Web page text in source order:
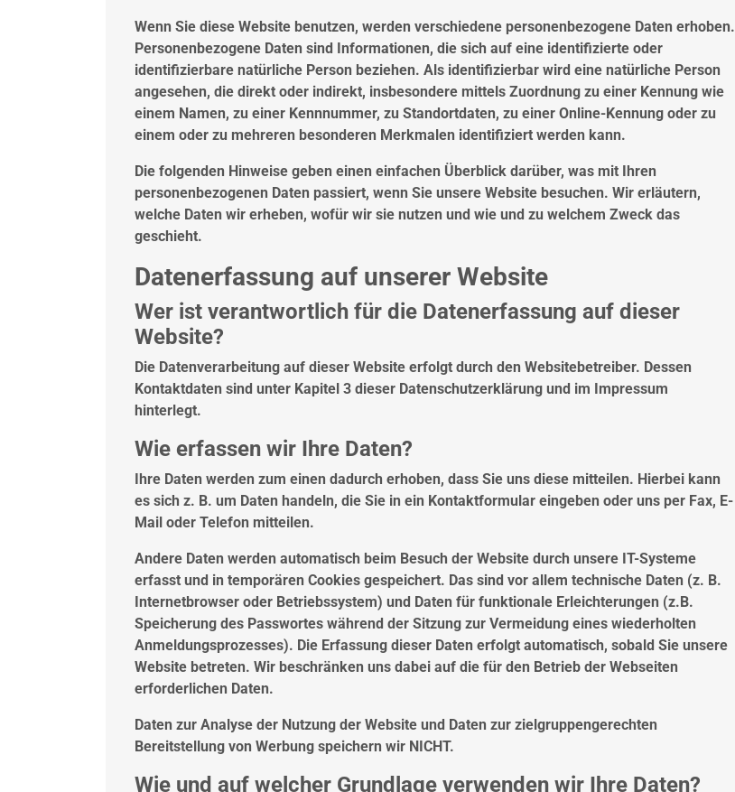
Wenn Sie diese Website benutzen, werden verschiedene personenbezogene Daten erhoben.
Personenbezogene Daten sind Informationen, die sich auf eine identifizierte oder
identifizierbare natürliche Person beziehen. Als identifizierbar wird eine natürliche Person
angesehen, die direkt oder indirekt, insbesondere mittels Zuordnung zu einer Kennung wie
einem Namen, zu einer Kennnummer, zu Standortdaten, zu einer Online-Kennung oder zu
einem oder zu mehreren besonderen Merkmalen identifiziert werden kann.
Die folgenden Hinweise geben einen einfachen Überblick darüber, was mit Ihren
personenbezogenen Daten passiert, wenn Sie unsere Website besuchen. Wir erläutern,
welche Daten wir erheben, wofür wir sie nutzen und wie und zu welchem Zweck das
geschieht.
Datenerfassung auf unserer Website
Wer ist verantwortlich für die Datenerfassung auf dieser
Website?
Die Datenverarbeitung auf dieser Website erfolgt durch den Websitebetreiber. Dessen
Kontaktdaten sind unter Kapitel 3 dieser Datenschutzerklärung und im Impressum
hinterlegt.
Wie erfassen wir Ihre Daten?
Ihre Daten werden zum einen dadurch erhoben, dass Sie uns diese mitteilen. Hierbei kann
es sich z. B. um Daten handeln, die Sie in ein Kontaktformular eingeben oder uns per Fax, E-
Mail oder Telefon mitteilen.
Andere Daten werden automatisch beim Besuch der Website durch unsere IT-Systeme
erfasst und in temporären Cookies gespeichert. Das sind vor allem technische Daten (z. B.
Internetbrowser oder Betriebssystem) und Daten für funktionale Erleichterungen (z.B.
Speicherung des Passwortes während der Sitzung zur Vermeidung eines wiederholten
Anmeldungsprozesses). Die Erfassung dieser Daten erfolgt automatisch, sobald Sie unsere
Website betreten. Wir beschränken uns dabei auf die für den Betrieb der Webseiten
erforderlichen Daten.
Daten zur Analyse der Nutzung der Website und Daten zur zielgruppengerechten
Bereitstellung von Werbung speichern wir NICHT.
Wie und auf welcher Grundlage verwenden wir Ihre Daten?